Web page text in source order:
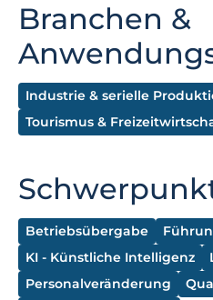
Branchen &
Industrie & serielle
Tourismus &
Betriebsübergabe
KI - Künstliche Intelligenz
Personalveränderung